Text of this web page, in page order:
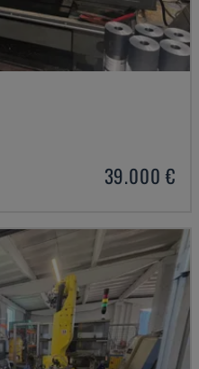
39.000 €